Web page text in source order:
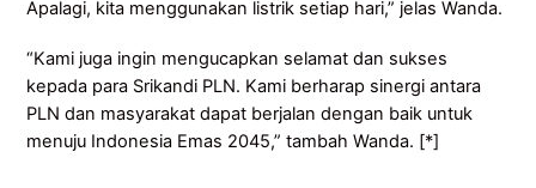
Apalagi, kita menggunakan listrik setiap hari,” jelas Wanda.
“Kami juga ingin mengucapkan selamat dan sukses
kepada para Srikandi PLN. Kami berharap sinergi antara
PLN dan masyarakat dapat berjalan dengan baik untuk
menuju Indonesia Emas 2045,” tambah Wanda. [*]